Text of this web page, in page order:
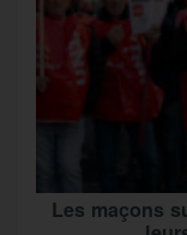
Les maçons